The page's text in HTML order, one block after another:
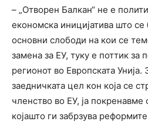
– „Отворен Балкан“ не е
економска иницијатива што се
основни слободи на кои се
замена за ЕУ, туку е поттик за
регионот во Европската Унија.
заедничката цел кон која се
членство во ЕУ, ја покренавме
којашто ги забрзува